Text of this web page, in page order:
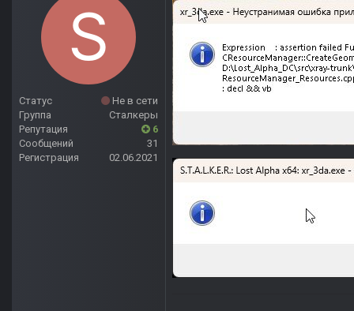
Статус
Не в сети
Группа
Сталкеры
Репутация
6
Сообщений
31
Регистрация
02.06.2021